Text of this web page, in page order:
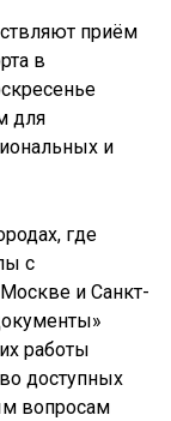
приём
в
для
и
где
с
и Санкт-
работы
доступных
вопросам